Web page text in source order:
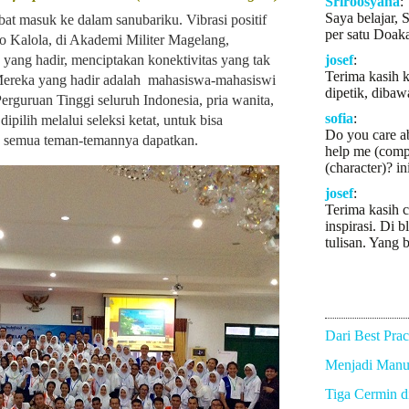
masuk ke dalam sanubariku. Vibrasi positif
Kalola, di Akademi Militer Magelang,
hadir, menciptakan konektivitas yang tak
yang hadir adalah mahasiswa-mahasiswi
Tinggi seluruh Indonesia, pria wanita,
melalui seleksi ketat, untuk bisa
teman-temannya dapatkan.
Saya belajar,
per satu
josef:
Terima kasih
dipetik,
sofia:
Do you care
help me
(character)?
josef:
Terima kasih
inspirasi. Di
tulisan. Yang
Dari Best
Menjadi
Tiga Cermin